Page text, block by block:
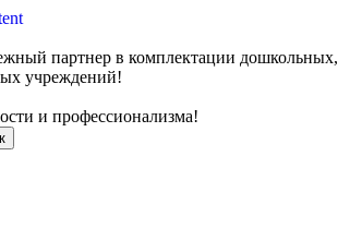
партнер в комплектации дошкольных,
учреждений!
и профессионализма!